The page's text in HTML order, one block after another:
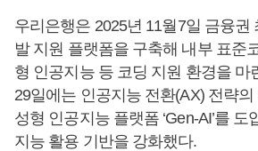
우리은행은 2025년 11월7일 금융권
발 지원 플랫폼을 구축해 내부 표준
형 인공지능 등 코딩 지원 환경을 마
29일에는 인공지능 전환(AX) 전략
성형 인공지능 플랫폼 ‘Gen-AI’를
지능 활용 기반을 강화했다.